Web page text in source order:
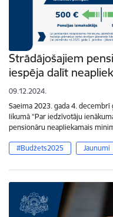
Strādājošajiem
iespēja dalīt
09.12.2024.
Saeima 2023. gada 4.
likumā “Par iedzīvotāju
pensionāru neapliekamais
#Budžets2025 Jaunumi